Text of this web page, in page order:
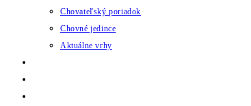
Chovateľský poriadok
Chovné jedince
Aktuálne vrhy